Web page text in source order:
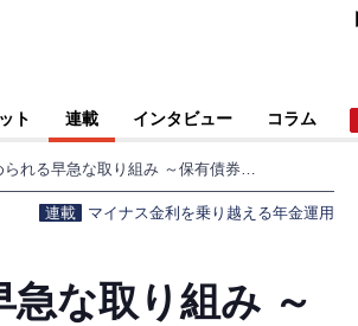
ト 連載 インタビュー コラム
金利上昇の背景と求められる早急な取り組み ～保有債券に損失は生じるが、投資のチャンス～
連載 マイナス金利を乗り越える年金運用
な取り組み ～